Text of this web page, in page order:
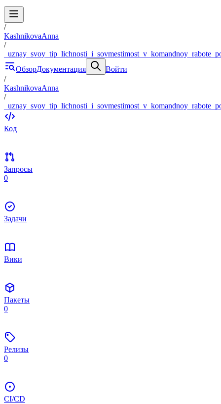
/
KashnikovaAnna
/
ОбзорДокументация
Войти
/
KashnikovaAnna
/
Код
Запросы
0
Задачи
Вики
Пакеты
0
Релизы
0
CI/CD